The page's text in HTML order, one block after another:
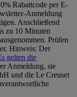
Rabattcode per E-
Anmeldung
Anschließend
zu 10 Minuten
Prüfen
Hinweis: Der
gelten die
Anmeldung, sie
und die Le Creuset